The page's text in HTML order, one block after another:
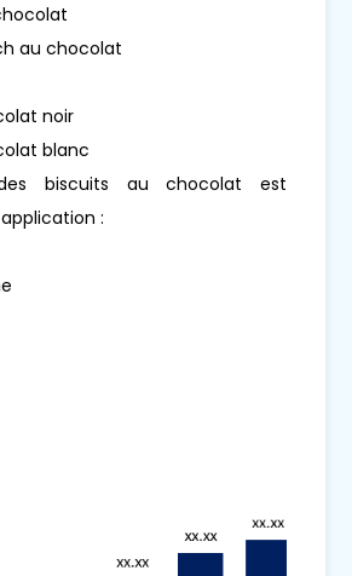
au chocolat
noir
blanc
biscuits au chocolat est
: